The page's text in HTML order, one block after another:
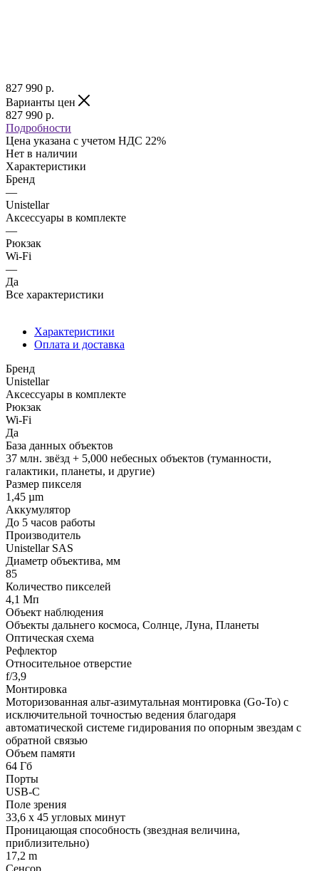
827 990 р.
Варианты цен
827 990 р.
Подробности
Цена указана с учетом НДС 22%
Нет в наличии
Характеристики
Бренд
—
Unistellar
Аксессуары в комплекте
—
Рюкзак
Wi-Fi
—
Да
Все характеристики
Характеристики
Оплата и доставка
Бренд
Unistellar
Аксессуары в комплекте
Рюкзак
Wi-Fi
Да
База данных объектов
37 млн. звёзд + 5,000 небесных объектов (туманности,
галактики, планеты, и другие)
Размер пикселя
1,45 µm
Аккумулятор
До 5 часов работы
Производитель
Unistellar SAS
Диаметр объектива, мм
85
Количество пикселей
4,1 Мп
Объект наблюдения
Объекты дальнего космоса, Солнце, Луна, Планеты
Оптическая схема
Рефлектор
Относительное отверстие
f/3,9
Монтировка
Моторизованная альт-азимутальная монтировка (Go-To) с
исключительной точностью ведения благодаря
автоматической системе гидирования по опорным звездам с
обратной связью
Объем памяти
64 Гб
Порты
USB-C
Поле зрения
33,6 x 45 угловых минут
Проницающая способность (звездная величина,
приблизительно)
17,2 m
Сенсор